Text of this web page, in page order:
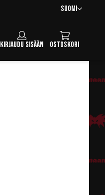
Kieli
Suomi
Ostoskori
Kirjaudu sisään